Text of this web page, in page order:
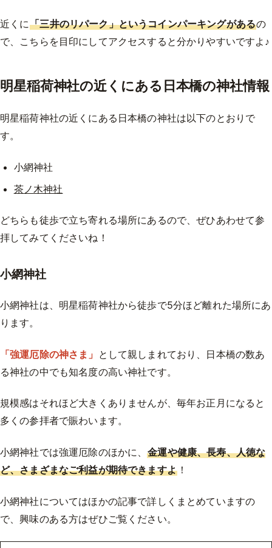
近くに「三井のリパーク」というコインパーキングがあるの
で、こちらを目印にしてアクセスすると分かりやすいですよ♪
明星稲荷神社の近くにある日本橋の神社情報
明星稲荷神社の近くにある日本橋の神社は以下のとおりで
す。
小網神社
茶ノ木神社
どちらも徒歩で立ち寄れる場所にあるので、ぜひあわせて参
拝してみてくださいね！
小網神社
小網神社は、明星稲荷神社から徒歩で5分ほど離れた場所にあ
ります。
「強運厄除の神さま」 として親しまれており、日本橋の数あ
る神社の中でも知名度の高い神社です。
規模感はそれほど大きくありませんが、毎年お正月になると
多くの参拝者で賑わいます。
小網神社では強運厄除のほかに、金運や健康、長寿、人徳な
ど、さまざまなご利益が期待できますよ！
小網神社についてはほかの記事で詳しくまとめていますの
で、興味のある方はぜひご覧ください。